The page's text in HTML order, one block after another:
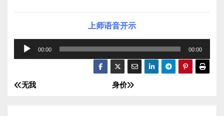
上师语音开示
频
放
00:00 00:00
文
身价
无我